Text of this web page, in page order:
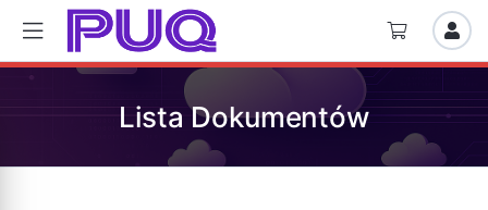
Lista Dokumentów